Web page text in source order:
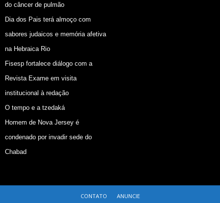
do câncer de pulmão
Dia dos Pais terá almoço com
sabores judaicos e memória afetiva
na Hebraica Rio
Fisesp fortalece diálogo com a
Revista Exame em visita
institucional à redação
O tempo e a tzedaká
Homem de Nova Jersey é
condenado por invadir sede do
Chabad
CONTATO
ANUNCIE